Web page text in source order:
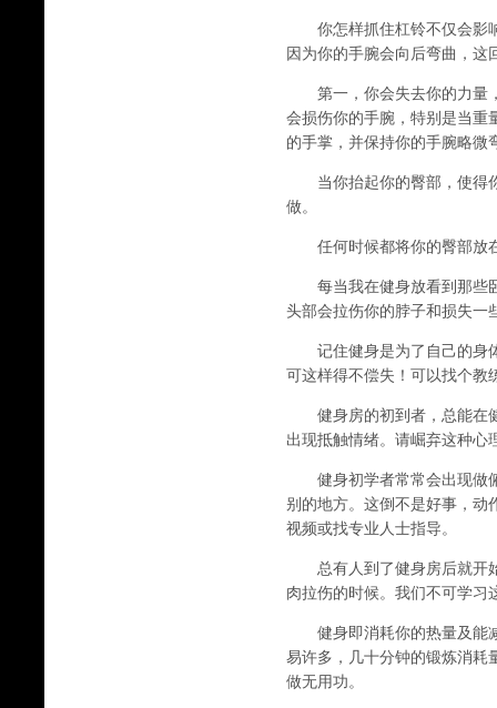
你怎样抓住杠铃不仅会影响
因为你的手腕会向后弯曲，这
第一，你会失去你的力量，
会损伤你的手腕，特别是当重
的手掌，并保持你的手腕略微
当你抬起你的臀部，使得你
做。
任何时候都将你的臀部放在
每当我在健身放看到那些卧
头部会拉伤你的脖子和损失一
记住健身是为了自己的身体
可这样得不偿失！可以找个教
健身房的初到者，总能在健
出现抵触情绪。请崛弃这种心
健身初学者常常会出现做俯
别的地方。这倒不是好事，动
视频或找专业人士指导。
总有人到了健身房后就开始
肉拉伤的时候。我们不可学习
健身即消耗你的热量及能减
易许多，几十分钟的锻炼消耗
做无用功。